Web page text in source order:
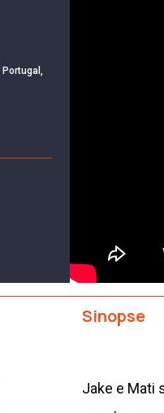
Sinopse
Jake e Mati